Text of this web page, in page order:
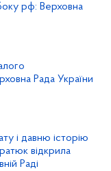
рф: Верховна
Рада України
і давню історію
відкрила
Раді